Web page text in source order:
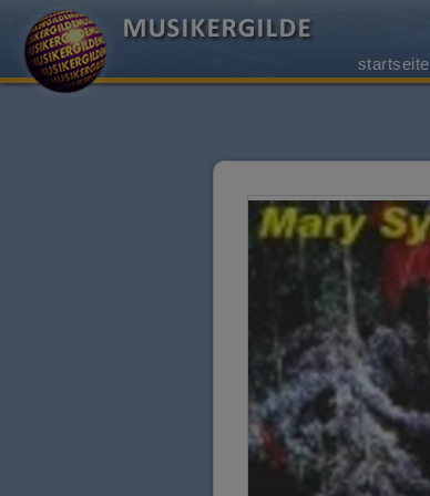
startseite